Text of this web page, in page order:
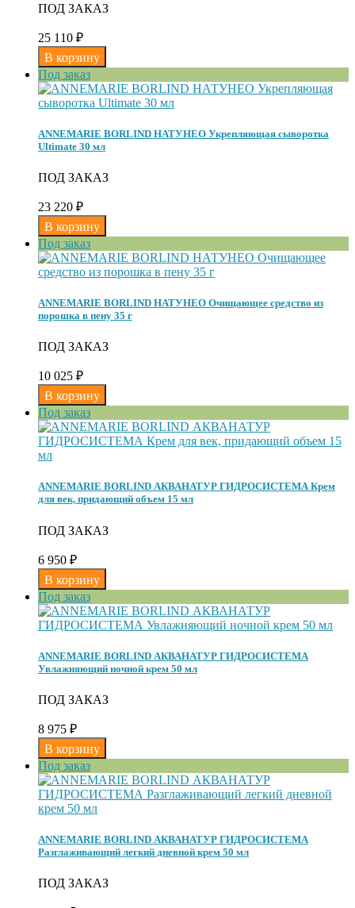
ПОД ЗАКАЗ
25 110 ₽
Под заказ
ANNEMARIE BORLIND НАТУНЕО Укрепляющая сыворотка
Ultimate 30 мл
ПОД ЗАКАЗ
23 220 ₽
Под заказ
ANNEMARIE BORLIND НАТУНЕО Очищающее средство из
порошка в пену 35 г
ПОД ЗАКАЗ
10 025 ₽
Под заказ
ANNEMARIE BORLIND АКВАНАТУР ГИДРОСИСТЕМА Крем
для век, придающий объем 15 мл
ПОД ЗАКАЗ
6 950 ₽
Под заказ
ANNEMARIE BORLIND АКВАНАТУР ГИДРОСИСТЕМА
Увлажняющий ночной крем 50 мл
ПОД ЗАКАЗ
8 975 ₽
Под заказ
ANNEMARIE BORLIND АКВАНАТУР ГИДРОСИСТЕМА
Разглаживающий легкий дневной крем 50 мл
ПОД ЗАКАЗ